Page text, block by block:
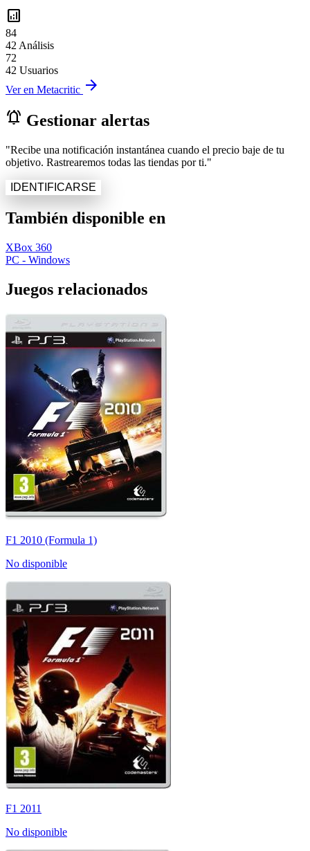
analytics
84
42 Análisis
72
42 Usuarios
Ver en Metacritic arrow_forward
notifications_active Gestionar alertas
"Recibe una notificación instantánea cuando el precio baje de tu
objetivo. Rastrearemos todas las tiendas por ti."
IDENTIFICARSE
También disponible en
XBox 360
PC - Windows
Juegos relacionados
F1 2010 (Formula 1)
No disponible
F1 2011
No disponible